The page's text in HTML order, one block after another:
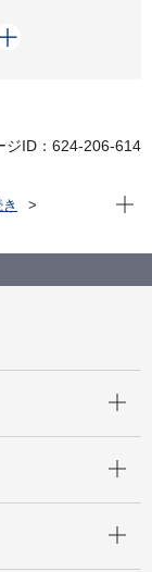
ジID：624-206-614
現在